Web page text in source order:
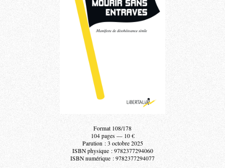
Format 108/178
104 pages — 10 €
Parution : 3 octobre 2025
ISBN physique : 9782377294060
ISBN numérique : 9782377294077